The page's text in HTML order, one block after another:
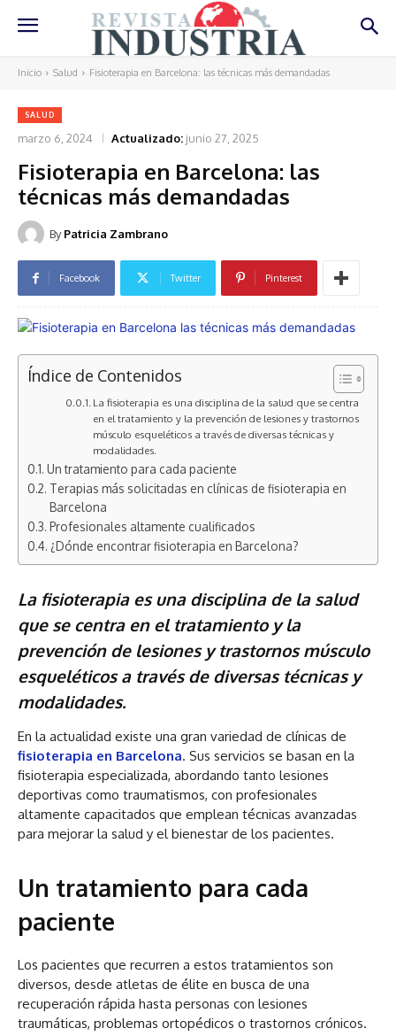
Inicio Salud Fisioterapia en Barcelona: las técnicas más demandadas
SALUD
marzo 6, 2024 Actualizado: junio 27, 2025
Fisioterapia en Barcelona: las
técnicas más demandadas
By Patricia Zambrano
Facebook Twitter Pinterest
Índice de Contenidos
La fisioterapia es una disciplina de la salud que se centra
en el tratamiento y la prevención de lesiones y trastornos
músculo esqueléticos a través de diversas técnicas y
modalidades.
Un tratamiento para cada paciente
Terapias más solicitadas en clínicas de fisioterapia en
Barcelona
Profesionales altamente cualificados
¿Dónde encontrar fisioterapia en Barcelona?
La fisioterapia es una disciplina de la salud
que se centra en el tratamiento y la
prevención de lesiones y trastornos músculo
esqueléticos a través de diversas técnicas y
modalidades.
En la actualidad existe una gran variedad de clínicas de
fisioterapia en Barcelona. Sus servicios se basan en la
fisioterapia especializada, abordando tanto lesiones
deportivas como traumatismos, con profesionales
altamente capacitados que emplean técnicas avanzadas
para mejorar la salud y el bienestar de los pacientes.
Un tratamiento para cada
paciente
Los pacientes que recurren a estos tratamientos son
diversos, desde atletas de élite en busca de una
recuperación rápida hasta personas con lesiones
traumáticas, problemas ortopédicos o trastornos crónicos.